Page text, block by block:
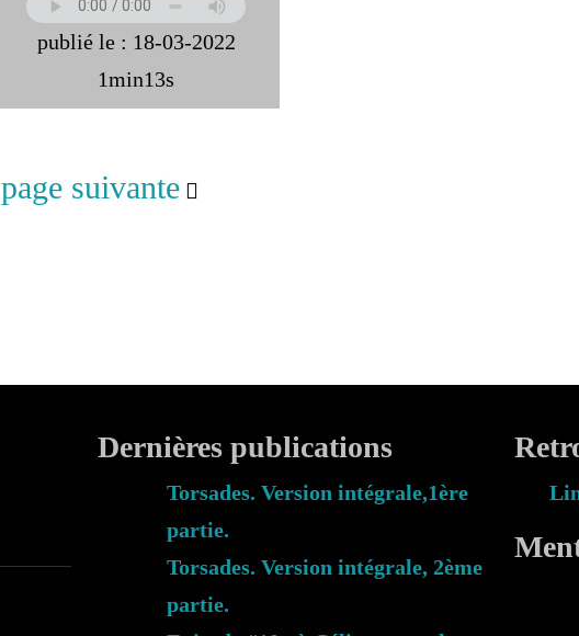
publié le : 18-03-2022
1min13s
page suivante
Dernières publications
Torsades. Version intégrale,1ère
partie.
Torsades. Version intégrale, 2ème
partie.